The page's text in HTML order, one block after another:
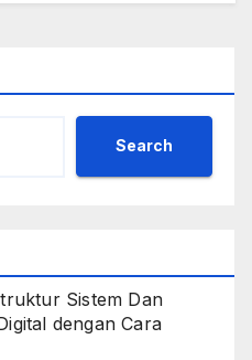
Search
Sistem Dan
dengan Cara